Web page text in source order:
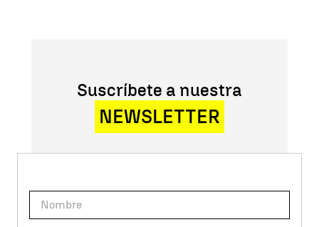
Suscríbete a nuestra
NEWSLETTER